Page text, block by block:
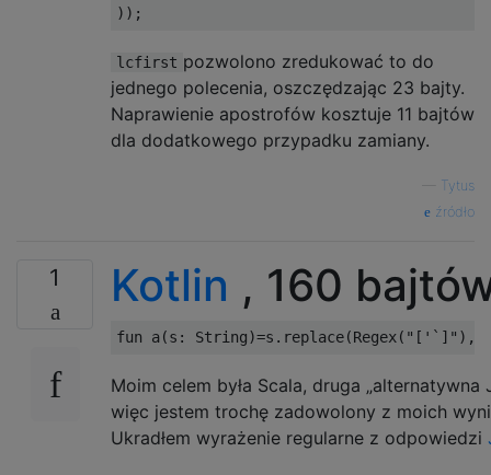
lcfirst pozwolono zredukować to do
jednego polecenia, oszczędzając 23 bajty.
Naprawienie apostrofów kosztuje 11 bajtów
dla dodatkowego przypadku zamiany.
Tytus
źródło
1 Kotlin , 160
Moim celem była Scala, druga „alternatywna
więc jestem trochę zadowolony z moich
Ukradłem wyrażenie regularne z odpowiedzi